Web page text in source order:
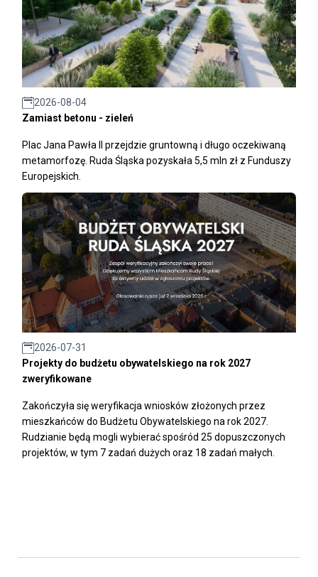
2026-08-04
Zamiast betonu - zieleń
Plac Jana Pawła II przejdzie gruntowną i długo oczekiwaną
metamorfozę. Ruda Śląska pozyskała 5,5 mln zł z Funduszy
Europejskich.
2026-07-31
Projekty do budżetu obywatelskiego na rok 2027
zweryfikowane
Zakończyła się weryfikacja wniosków złożonych przez
mieszkańców do Budżetu Obywatelskiego na rok 2027.
Rudzianie będą mogli wybierać spośród 25 dopuszczonych
projektów, w tym 7 zadań dużych oraz 18 zadań małych.